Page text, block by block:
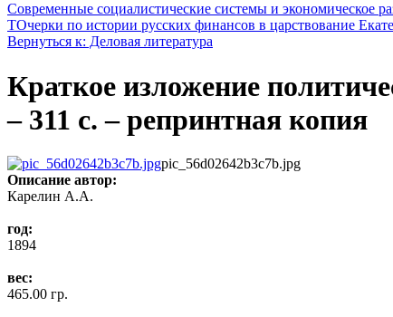
Современные социалистические системы и
ТОчерки по истории русских финансов в царствование
Вернуться к: Деловая литература
Краткое изложение
– 311 c. – репринтная копия
pic_56d02642b3c7b.jpg
Описание автор:
Карелин А.А.
год:
1894
вес:
465.00 гр.